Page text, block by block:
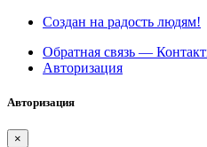
Создан на радость людям!
Обратная связь —
Авторизация
Авторизация
×